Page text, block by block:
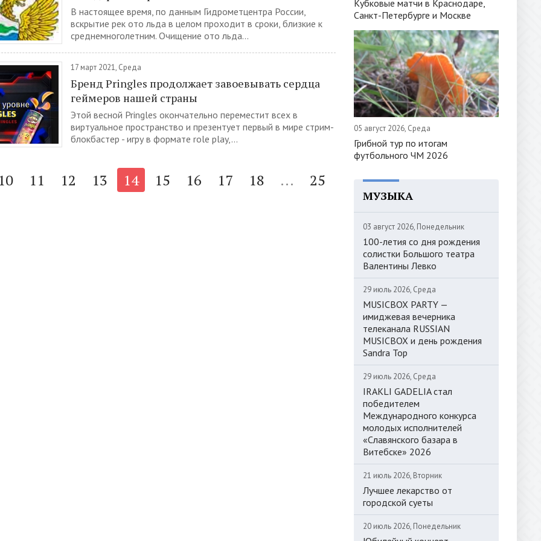
В настоящее время, по данным Гидрометцентра России,
вскрытие рек ото льда в целом проходит в сроки, близкие к
среднемноголетним. Очищение ото льда...
17 март 2021, Среда
Бренд Pringles продолжает завоевывать сердца
геймеров нашей страны
Этой весной Pringles окончательно переместит всех в
виртуальное пространство и презентует первый в мире стрим-
блокбастер - игру в формате role play,...
11 12 13 14 15 16 17 18 ... 25
Кубковые матчи в Краснодаре,
Санкт-Петербурге и Москве
05 август 2026, Среда
Грибной тур по итогам
футбольного ЧМ 2026
МУЗЫКА
03 август 2026, Понедельник
100-летия со дня рождения
солистки Большого театра
Валентины Левко
29 июль 2026, Среда
MUSICBOX PARTY —
имиджевая вечерника
телеканала RUSSIAN
MUSICBOX и день рождения
Sandra Top
29 июль 2026, Среда
IRAKLI GADELIA стал
победителем
Международного конкурса
молодых исполнителей
«Славянского базара в
Витебске» 2026
21 июль 2026, Вторник
Лучшее лекарство от
городской суеты
20 июль 2026, Понедельник